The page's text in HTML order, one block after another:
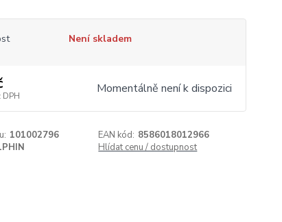
Není skladem
DPH Momentálně není k dispozici
101002796 EAN kód: 8586018012966
Hlídat cenu / dostupnost